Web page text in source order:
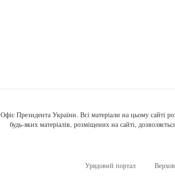
Офіс Президента України. Всі матеріали на цьому сайті
будь-яких матеріалів, розміщених на сайті,
Урядовий портал